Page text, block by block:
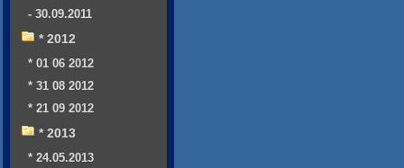
- 30.09.2011
* 2012
* 01 06 2012
* 31 08 2012
* 21 09 2012
* 2013
* 24.05.2013